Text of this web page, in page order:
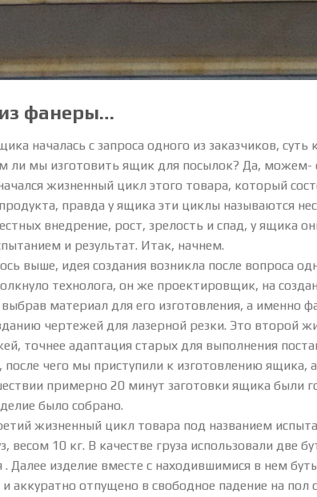
фанеры…
началась с запроса одного из заказчиков, суть
ли мы изготовить ящик для посылок? Да, можем-
жизненный цикл этого товара, который
правда у ящика эти циклы называются
внедрение, рост, зрелость и спад, у ящика
и результат. Итак, начнем.
выше, идея создания возникла после вопроса
технолога, он же проектировщик, на
материал для его изготовления, а именно
чертежей для лазерной резки. Это второй
точнее адаптация старых для выполнения
после чего мы приступили к изготовлению ящика,
примерно 20 минут заготовки ящика были
было собрано.
жизненный цикл товара под названием
весом 10 кг. В качестве груза использовали две
Далее изделие вместе с находившимися в нем
аккуратно отпущено в свободное падение на пол